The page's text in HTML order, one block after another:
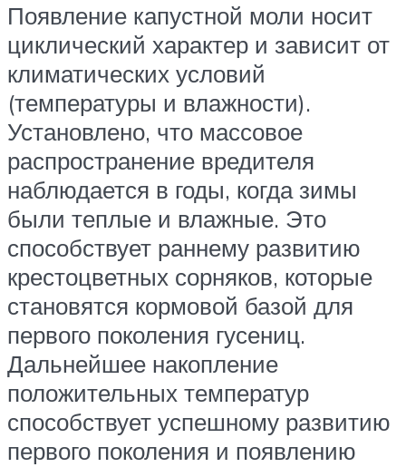
Появление капустной моли носит
циклический характер и зависит от
климатических условий
(температуры и влажности).
Установлено, что массовое
распространение вредителя
наблюдается в годы, когда зимы
были теплые и влажные. Это
способствует раннему развитию
крестоцветных сорняков, которые
становятся кормовой базой для
первого поколения гусениц.
Дальнейшее накопление
положительных температур
способствует успешному развитию
первого поколения и появлению